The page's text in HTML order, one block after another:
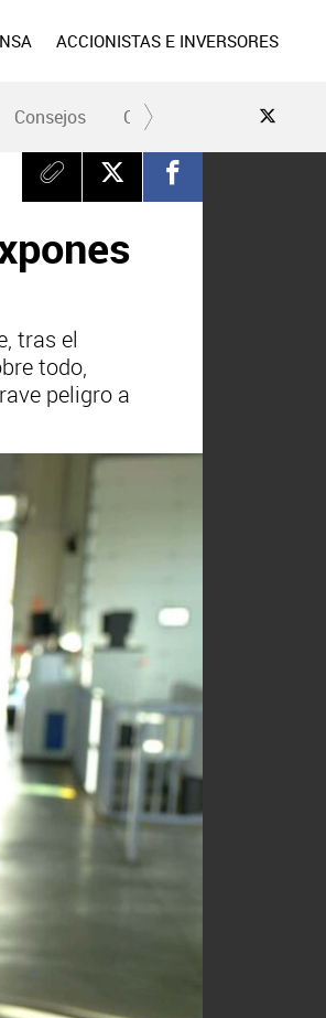
ACCIONISTAS E INVERSORES
Consejos Conduce Seguro
tras el
todo,
peligro a